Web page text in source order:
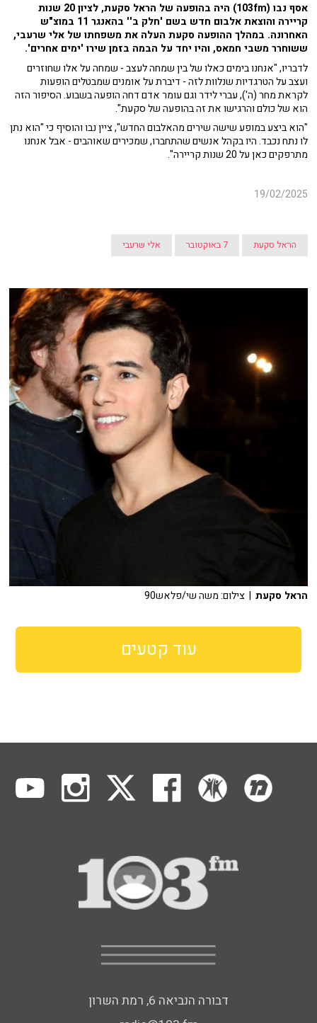
אסף נבו (103fmׂ) היה בהופעה של הראל סקעת, לציון 20 שנות
קריירה והוצאת אלבום חדש בשם 'חלק ב'' בהאנגר 11 במוצ"ש
האחרונה. במהלך ההופעה סקעת העלה את משפחתו של אלי שרעבי,
ששוחרר משבי חמאס, והיו יחד על הבמה בזמן שירו 'ימים אחרים'.
לדבריו, "אנחנו בימים כאלו של בין שמחה לעצב - שמחה על אלו שחוזרים
ועצב על הטרגדיות שנלוות לזה - דיברת על אומנים שמבטלים הופעות
לקראת מחר (ה'), עברי לידר וגם עומר אדם דחה הופעה בשבוע. הסיפור הזה
הוא של כולם והרגישו את זה בהופעה של סקעת".
"הוא ביצע במופע שישה שירים מהאלבום החדש", ציין נבו והוסיף כי "הוא נתן
לו נתח נכבד. היו בקהל אנשים שהתחברו, שמכירים שאוהבים - אבל אנחנו
מתרפקים כאן על 20 שנות קריירה".
19/02/2025
הראל סקעת 7 באוקטובר אלי שרעבי
הראל סקעת | צילום: משה שי/פלאש90
עוד קטעים
דבורה הנביאה 6, רמת השרון